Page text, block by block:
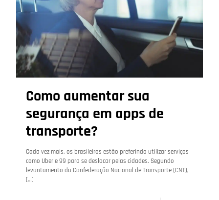
Como aumentar sua
segurança em apps de
transporte?
Cada vez mais, os brasileiros estão preferindo utilizar serviços
como Uber e 99 para se deslocar pelas cidades. Segundo
levantamento da Confederação Nacional de Transporte (CNT),
[…]